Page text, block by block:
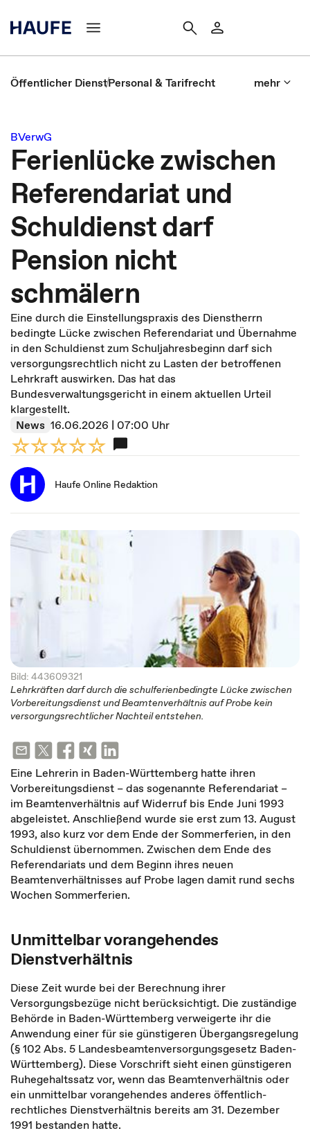
Öffentlicher DienstPersonal & Tarifrecht mehr
BVerwG
Ferienlücke zwischen
Referendariat und
Schuldienst darf
Pension nicht
schmälern
Eine durch die Einstellungspraxis des Dienstherrn
bedingte Lücke zwischen Referendariat und Übernahme
in den Schuldienst zum Schuljahresbeginn darf sich
versorgungsrechtlich nicht zu Lasten der betroffenen
Lehrkraft auswirken. Das hat das
Bundesverwaltungsgericht in einem aktuellen Urteil
klargestellt.
News 16.06.2026 | 07:00 Uhr
Haufe Online Redaktion
Bild: 443609321
Lehrkräften darf durch die schulferienbedingte Lücke zwischen
Vorbereitungsdienst und Beamtenverhältnis auf Probe kein
versorgungsrechtlicher Nachteil entstehen.
Eine Lehrerin in Baden-Württemberg hatte ihren
Vorbereitungsdienst – das sogenannte Referendariat –
im Beamtenverhältnis auf Widerruf bis Ende Juni 1993
abgeleistet. Anschließend wurde sie erst zum 13. August
1993, also kurz vor dem Ende der Sommerferien, in den
Schuldienst übernommen. Zwischen dem Ende des
Referendariats und dem Beginn ihres neuen
Beamtenverhältnisses auf Probe lagen damit rund sechs
Wochen Sommerferien.
Unmittelbar vorangehendes
Dienstverhältnis
Diese Zeit wurde bei der Berechnung ihrer
Versorgungsbezüge nicht berücksichtigt. Die zuständige
Behörde in Baden-Württemberg verweigerte ihr die
Anwendung einer für sie günstigeren Übergangsregelung
(§ 102 Abs. 5 Landesbeamtenversorgungsgesetz Baden-
Württemberg). Diese Vorschrift sieht einen günstigeren
Ruhegehaltssatz vor, wenn das Beamtenverhältnis oder
ein unmittelbar vorangehendes anderes öffentlich-
rechtliches Dienstverhältnis bereits am 31. Dezember
1991 bestanden hatte.